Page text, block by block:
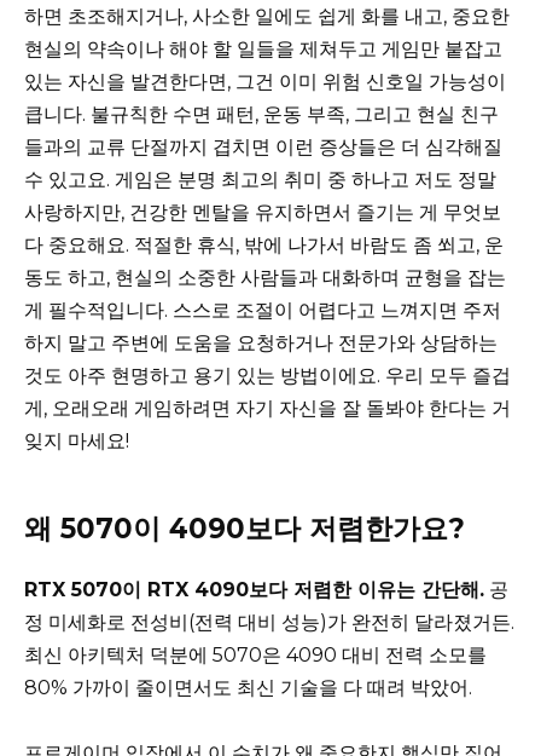
하면 초조해지거나, 사소한 일에도 쉽게 화를 내고, 중요한
현실의 약속이나 해야 할 일들을 제쳐두고 게임만 붙잡고
있는 자신을 발견한다면, 그건 이미 위험 신호일 가능성이
큽니다. 불규칙한 수면 패턴, 운동 부족, 그리고 현실 친구
들과의 교류 단절까지 겹치면 이런 증상들은 더 심각해질
수 있고요. 게임은 분명 최고의 취미 중 하나고 저도 정말
사랑하지만, 건강한 멘탈을 유지하면서 즐기는 게 무엇보
다 중요해요. 적절한 휴식, 밖에 나가서 바람도 좀 쐬고, 운
동도 하고, 현실의 소중한 사람들과 대화하며 균형을 잡는
게 필수적입니다. 스스로 조절이 어렵다고 느껴지면 주저
하지 말고 주변에 도움을 요청하거나 전문가와 상담하는
것도 아주 현명하고 용기 있는 방법이에요. 우리 모두 즐겁
게, 오래오래 게임하려면 자기 자신을 잘 돌봐야 한다는 거
잊지 마세요!
왜 5070이 4090보다 저렴한가요?
RTX 5070이 RTX 4090보다 저렴한 이유는 간단해. 공
정 미세화로 전성비(전력 대비 성능)가 완전히 달라졌거든.
최신 아키텍처 덕분에 5070은 4090 대비 전력 소모를
80% 가까이 줄이면서도 최신 기술을 다 때려 박았어.